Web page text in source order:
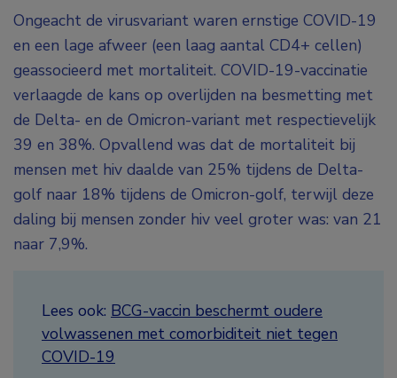
Ongeacht de virusvariant waren ernstige COVID-19
en een lage afweer (een laag aantal CD4+ cellen)
geassocieerd met mortaliteit. COVID-19-vaccinatie
verlaagde de kans op overlijden na besmetting met
de Delta- en de Omicron-variant met respectievelijk
39 en 38%. Opvallend was dat de mortaliteit bij
mensen met hiv daalde van 25% tijdens de Delta-
golf naar 18% tijdens de Omicron-golf, terwijl deze
daling bij mensen zonder hiv veel groter was: van 21
naar 7,9%.
Lees ook: BCG-vaccin beschermt oudere
volwassenen met comorbiditeit niet tegen
COVID-19